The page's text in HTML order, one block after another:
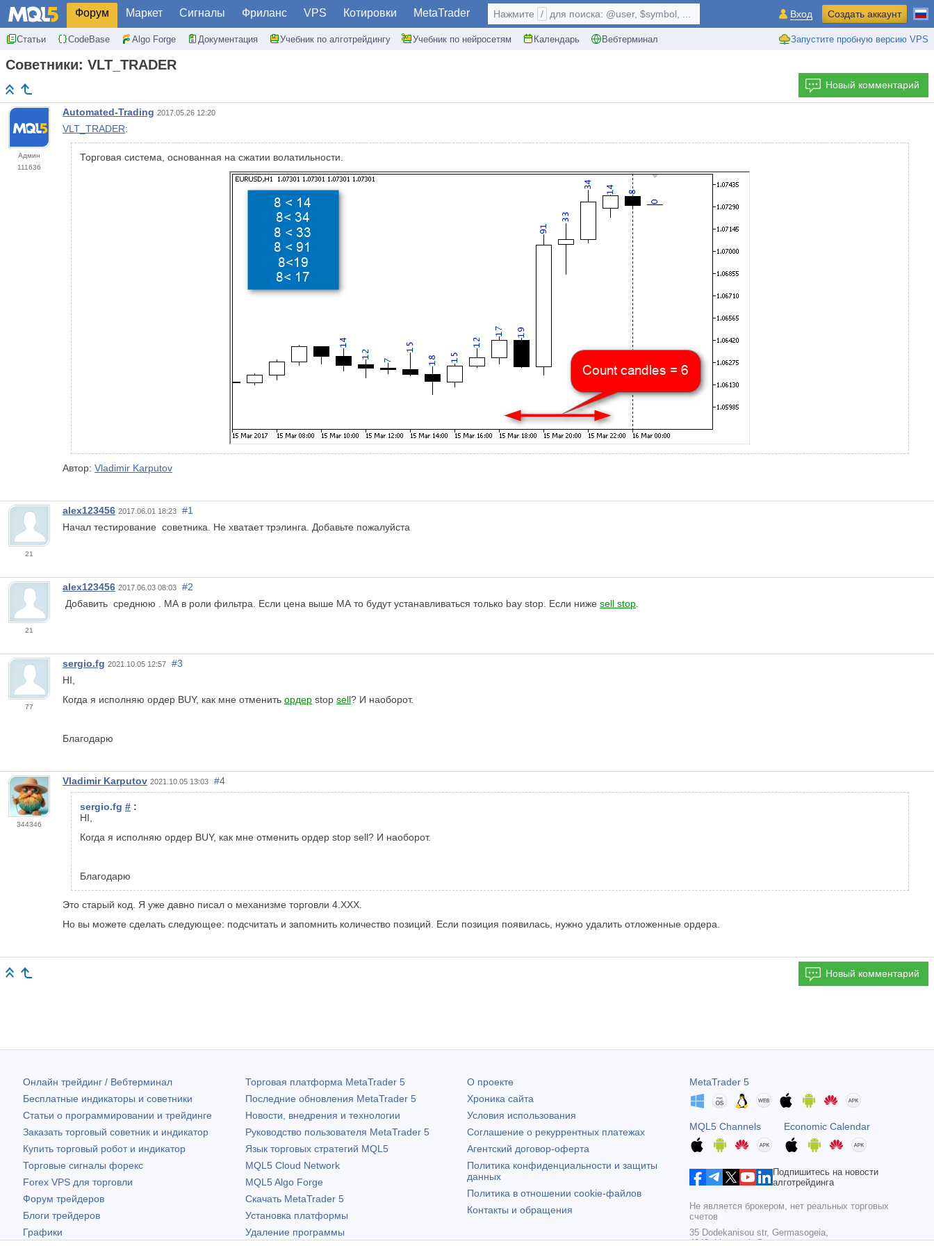
Форум Маркет Сигналы Фриланс VPS Котировки MetaTrader
Статьи CodeBase Algo Forge Документация Учебник по алготрейдингу Учебник по нейросетям Календарь Вебтерминал Запустите пробную версию VPS
Нажмите / для поиска: @user, $symbol, ... Вход Создать аккаунт
Советники: VLT_TRADER
Новый комментарий
Админ
111636
Automated-Trading 2017.05.26 12:20
VLT_TRADER:
Торговая система, основанная на сжатии волатильности.
Автор: Vladimir Karputov
21
alex123456 2017.06.01 18:23
#1
Начал тестирование советника. Не хватает трэлинга. Добавьте пожалуйста
21
alex123456 2017.06.03 08:03
#2
Добавить среднюю . МА в роли фильтра. Если цена выше МА то будут устанавливаться только bay stop. Если ниже sell stop
77
sergio.fg 2021.10.05 12:57
#3
HI,
Когда я исполняю ордер BUY, как мне отменить ордер stop sell? И наоборот.
Благодарю
344346
Vladimir Karputov 2021.10.05 13:03 #4
sergio.fg # :
HI,
Когда я исполняю ордер BUY, как мне отменить ордер stop sell? И наоборот.
Благодарю
Это старый код. Я уже давно писал о механизме торговли 4.XXX.
Но вы можете сделать следующее: подсчитать и запомнить количество позиций. Если позиция появилась, нужно удалить отложенные ордера.
Новый комментарий
Онлайн трейдинг / Вебтерминал
Бесплатные индикаторы и советники
Статьи о программировании и трейдинге
Заказать торговый советник и индикатор
Купить торговый робот и индикатор
Торговые сигналы форекс
Forex VPS для торговли
Форум трейдеров
Блоги трейдеров
Графики
Торговая платформа MetaTrader 5
Последние обновления MetaTrader 5
Новости, внедрения и технологии
Руководство пользователя MetaTrader 5
Язык торговых стратегий MQL5
MQL5 Cloud Network
MQL5 Algo Forge
Скачать MetaTrader 5
Установка платформы
Удаление программы
О проекте
Хроника сайта
Условия использования
Соглашение о рекуррентных платежах
Агентский договор-оферта
Политика конфиденциальности и защиты
данных
Политика в отношении cookie-файлов
Контакты и обращения
MetaTrader 5
MQL5 Channels Economic Calendar
Подпишитесь на новости
алготрейдинга
Не является брокером, нет реальных торговых
счетов
35 Dodekanisou str, Germasogeia,
4043, Limassol, Cyprus